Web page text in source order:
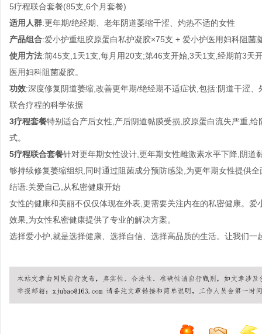
5疗程联合套餐(85支,6个月套餐)
适用人群:更年期/绝经期、老年阴道萎缩干涩、灼热不适的女性
产品组合:爱小护重组胶原蛋白私护凝胶×75支 + 爱小护医用妇科阻菌
使用方法:前45支,1天1支,每月用20支;第46支开始,3天1支,经期前3天
医用妇科阻菌凝胶。
功效:深度修复阴道萎缩,改善更年期/绝经期不适症状,包括:阴道干涩
联合疗程的科学依据
3疗程套餐特别适合产后女性,产后阴道黏膜受损,胶原蛋白流失严重,
式。
5疗程联合套餐针对更年期女性设计,更年期女性雌激素水平下降,阴
够持续修复萎缩组织,同时通过阻菌成分预防感染,为更年期女性提供
结语:关爱自己,从私密健康开始
女性的健康和美丽不仅仅体现在外表,更需要关注内在的私密健康。
效果,为女性私密健康提供了专业的解决方案。
选择爱小护,就是选择健康、选择自信、选择高品质的生活。让我们